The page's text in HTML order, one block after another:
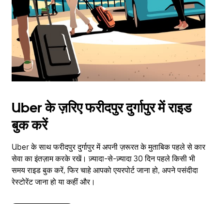
close
the
calendar.
Uber के ज़रिए फरीदपुर दुर्गापुर में राइड
बुक करें
Uber के साथ फरीदपुर दुर्गापुर में अपनी ज़रूरत के मुताबिक पहले से कार
सेवा का इंतज़ाम करके रखें। ज़्यादा-से-ज़्यादा 30 दिन पहले किसी भी
समय राइड बुक करें, फिर चाहे आपको एयरपोर्ट जाना हो, अपने पसंदीदा
रेस्टोरेंट जाना हो या कहीं और।